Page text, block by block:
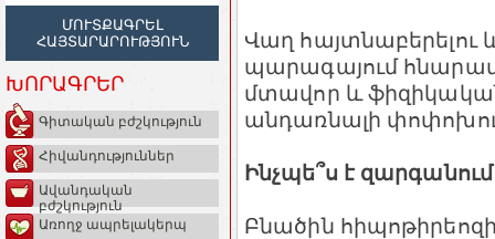
ՄՈՒՏՔԱԳՐԵԼ
ՀԱՅՏԱՐԱՐՈՒԹՅՈՒՆ
ԽՈՐԱԳՐԵՐ
Գիտական բժշկություն
Հիվանդություններ
Ավանդական
բժշկություն
Առողջ ապրելակերպ
Վաղ հայտնաբերելու և
պարագայում
մտավոր և
անդառնալի
Ինչպե՞ս է
Բնածին